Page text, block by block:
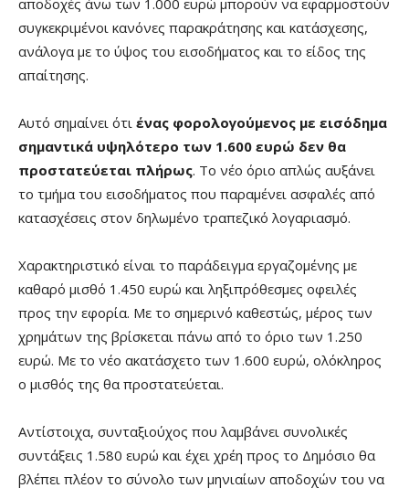
αποδοχές άνω των 1.000 ευρώ μπορούν να εφαρμοστούν
συγκεκριμένοι κανόνες παρακράτησης και κατάσχεσης,
ανάλογα με το ύψος του εισοδήματος και το είδος της
απαίτησης.
Αυτό σημαίνει ότι ένας φορολογούμενος με εισόδημα
σημαντικά υψηλότερο των 1.600 ευρώ δεν θα
προστατεύεται πλήρως. Το νέο όριο απλώς αυξάνει
το τμήμα του εισοδήματος που παραμένει ασφαλές από
κατασχέσεις στον δηλωμένο τραπεζικό λογαριασμό.
Χαρακτηριστικό είναι το παράδειγμα εργαζομένης με
καθαρό μισθό 1.450 ευρώ και ληξιπρόθεσμες οφειλές
προς την εφορία. Με το σημερινό καθεστώς, μέρος των
χρημάτων της βρίσκεται πάνω από το όριο των 1.250
ευρώ. Με το νέο ακατάσχετο των 1.600 ευρώ, ολόκληρος
ο μισθός της θα προστατεύεται.
Αντίστοιχα, συνταξιούχος που λαμβάνει συνολικές
συντάξεις 1.580 ευρώ και έχει χρέη προς το Δημόσιο θα
βλέπει πλέον το σύνολο των μηνιαίων αποδοχών του να